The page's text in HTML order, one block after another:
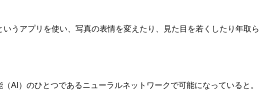
いうアプリを使い、写真の表情を変えたり、見た目を若くしたり年取ら
AI）のひとつであるニューラルネットワークで可能になっていると。